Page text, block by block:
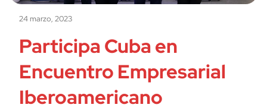
24 marzo, 2023
Participa Cuba en
Encuentro Empresarial
Iberoamericano